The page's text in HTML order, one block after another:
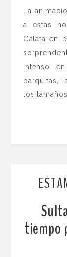
La
a estas
Gálata en
intenso
barquitas,
los
tiempo